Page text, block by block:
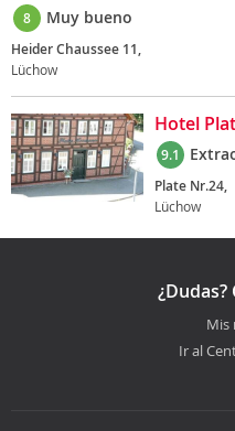
8 Muy bueno
Heider Chaussee 11,
Lüchow
Hotel
9.1
Plate Nr.24,
Lüchow
Mis
Ir al